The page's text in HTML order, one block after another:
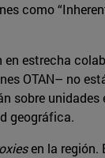
como
estrecha
OTAN– no
sobre
geográfica.
en la región.